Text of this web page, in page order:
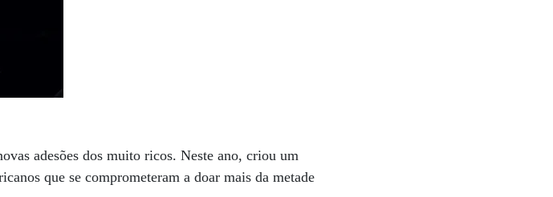
adesões dos muito ricos. Neste ano, criou um
que se comprometeram a doar mais da metade